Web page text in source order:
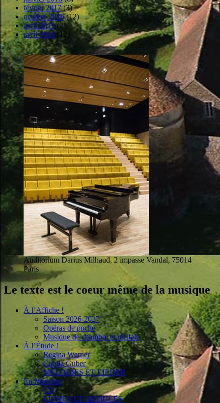
février 2017(3)
octobre 2016(12)
avril 2015(2)
avril 2014(12)
Auditorium Darius Milhaud, 2 impasse Vandal, 75014
Paris
Le texte est le coeur même de la musique
À l’Affiche !
Saison 2026-2027
Opéras de poche
Musique de chambre et récitals
À l’Étude !
Regina Werner
Carola Guber
MÉLODIES ET LIEDER
En Mémoire
CD
LIVRES ET ARTICLES